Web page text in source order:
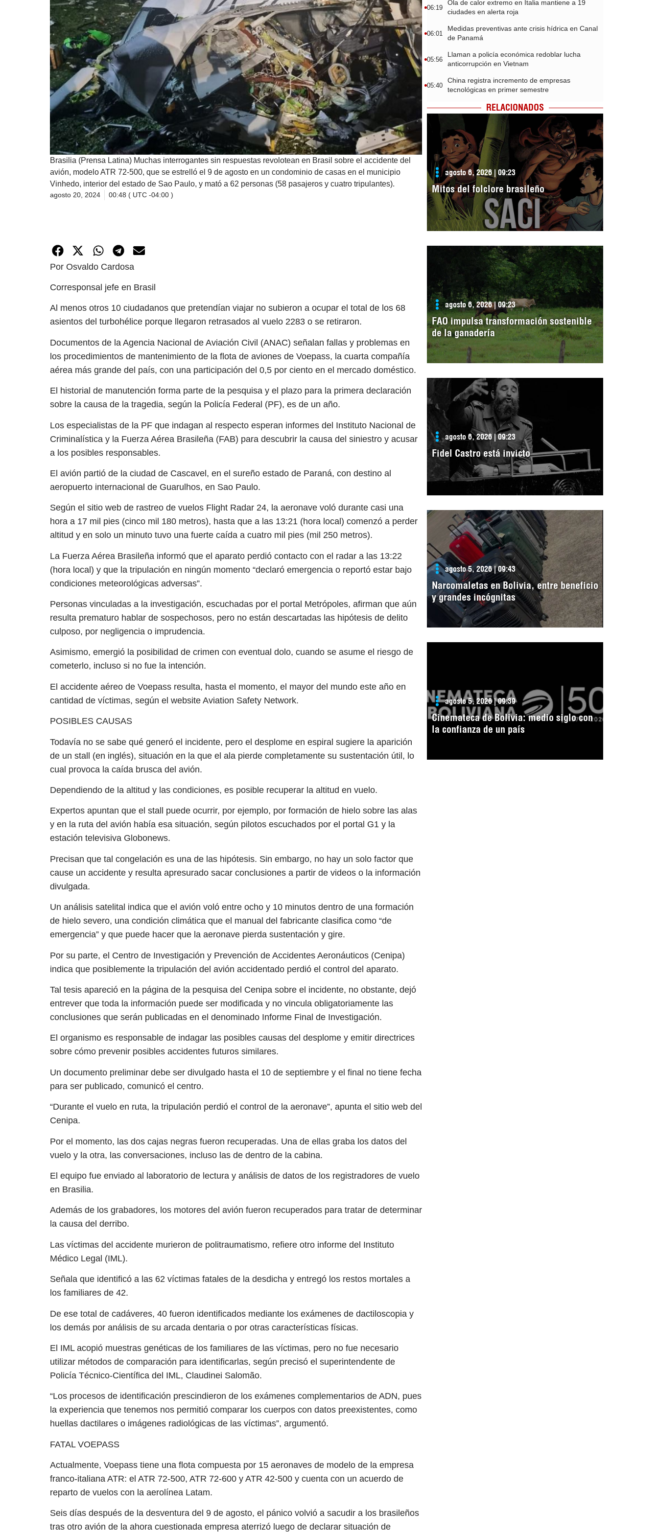
Brasilia (Prensa Latina) Muchas interrogantes sin respuestas revolotean en Brasil sobre el accidente del
avión, modelo ATR 72-500, que se estrelló el 9 de agosto en un condominio de casas en el municipio
Vinhedo, interior del estado de Sao Paulo, y mató a 62 personas (58 pasajeros y cuatro tripulantes).
agosto 20, 2024 00:48 ( UTC -04:00 )
Por Osvaldo Cardosa
Corresponsal jefe en Brasil
Al menos otros 10 ciudadanos que pretendían viajar no subieron a ocupar el total de los 68
asientos del turbohélice porque llegaron retrasados al vuelo 2283 o se retiraron.
Documentos de la Agencia Nacional de Aviación Civil (ANAC) señalan fallas y problemas en
los procedimientos de mantenimiento de la flota de aviones de Voepass, la cuarta compañía
aérea más grande del país, con una participación del 0,5 por ciento en el mercado doméstico.
El historial de manutención forma parte de la pesquisa y el plazo para la primera declaración
sobre la causa de la tragedia, según la Policía Federal (PF), es de un año.
Los especialistas de la PF que indagan al respecto esperan informes del Instituto Nacional de
Criminalística y la Fuerza Aérea Brasileña (FAB) para descubrir la causa del siniestro y acusar
a los posibles responsables.
El avión partió de la ciudad de Cascavel, en el sureño estado de Paraná, con destino al
aeropuerto internacional de Guarulhos, en Sao Paulo.
Según el sitio web de rastreo de vuelos Flight Radar 24, la aeronave voló durante casi una
hora a 17 mil pies (cinco mil 180 metros), hasta que a las 13:21 (hora local) comenzó a perder
altitud y en solo un minuto tuvo una fuerte caída a cuatro mil pies (mil 250 metros).
La Fuerza Aérea Brasileña informó que el aparato perdió contacto con el radar a las 13:22
(hora local) y que la tripulación en ningún momento “declaró emergencia o reportó estar bajo
condiciones meteorológicas adversas”.
Personas vinculadas a la investigación, escuchadas por el portal Metrópoles, afirman que aún
resulta prematuro hablar de sospechosos, pero no están descartadas las hipótesis de delito
culposo, por negligencia o imprudencia.
Asimismo, emergió la posibilidad de crimen con eventual dolo, cuando se asume el riesgo de
cometerlo, incluso si no fue la intención.
El accidente aéreo de Voepass resulta, hasta el momento, el mayor del mundo este año en
cantidad de víctimas, según el website Aviation Safety Network.
POSIBLES CAUSAS
Todavía no se sabe qué generó el incidente, pero el desplome en espiral sugiere la aparición
de un stall (en inglés), situación en la que el ala pierde completamente su sustentación útil, lo
cual provoca la caída brusca del avión.
Dependiendo de la altitud y las condiciones, es posible recuperar la altitud en vuelo.
Expertos apuntan que el stall puede ocurrir, por ejemplo, por formación de hielo sobre las alas
y en la ruta del avión había esa situación, según pilotos escuchados por el portal G1 y la
estación televisiva Globonews.
Precisan que tal congelación es una de las hipótesis. Sin embargo, no hay un solo factor que
cause un accidente y resulta apresurado sacar conclusiones a partir de videos o la información
divulgada.
Un análisis satelital indica que el avión voló entre ocho y 10 minutos dentro de una formación
de hielo severo, una condición climática que el manual del fabricante clasifica como “de
emergencia” y que puede hacer que la aeronave pierda sustentación y gire.
Por su parte, el Centro de Investigación y Prevención de Accidentes Aeronáuticos (Cenipa)
indica que posiblemente la tripulación del avión accidentado perdió el control del aparato.
Tal tesis apareció en la página de la pesquisa del Cenipa sobre el incidente, no obstante, dejó
entrever que toda la información puede ser modificada y no vincula obligatoriamente las
conclusiones que serán publicadas en el denominado Informe Final de Investigación.
El organismo es responsable de indagar las posibles causas del desplome y emitir directrices
sobre cómo prevenir posibles accidentes futuros similares.
Un documento preliminar debe ser divulgado hasta el 10 de septiembre y el final no tiene fecha
para ser publicado, comunicó el centro.
“Durante el vuelo en ruta, la tripulación perdió el control de la aeronave”, apunta el sitio web del
Cenipa.
Por el momento, las dos cajas negras fueron recuperadas. Una de ellas graba los datos del
vuelo y la otra, las conversaciones, incluso las de dentro de la cabina.
El equipo fue enviado al laboratorio de lectura y análisis de datos de los registradores de vuelo
en Brasilia.
Además de los grabadores, los motores del avión fueron recuperados para tratar de determinar
la causa del derribo.
Las víctimas del accidente murieron de politraumatismo, refiere otro informe del Instituto
Médico Legal (IML).
Señala que identificó a las 62 víctimas fatales de la desdicha y entregó los restos mortales a
los familiares de 42.
De ese total de cadáveres, 40 fueron identificados mediante los exámenes de dactiloscopia y
los demás por análisis de su arcada dentaria o por otras características físicas.
El IML acopió muestras genéticas de los familiares de las víctimas, pero no fue necesario
utilizar métodos de comparación para identificarlas, según precisó el superintendente de
Policía Técnico-Científica del IML, Claudinei Salomão.
“Los procesos de identificación prescindieron de los exámenes complementarios de ADN, pues
la experiencia que tenemos nos permitió comparar los cuerpos con datos preexistentes, como
huellas dactilares o imágenes radiológicas de las víctimas”, argumentó.
FATAL VOEPASS
Actualmente, Voepass tiene una flota compuesta por 15 aeronaves de modelo de la empresa
franco-italiana ATR: el ATR 72-500, ATR 72-600 y ATR 42-500 y cuenta con un acuerdo de
reparto de vuelos con la aerolínea Latam.
Seis días después de la desventura del 9 de agosto, el pánico volvió a sacudir a los brasileños
tras otro avión de la ahora cuestionada empresa aterrizó luego de declarar situación de
06:19
Ola de calor extremo en Italia mantiene a 19
ciudades en alerta roja
06:01
Medidas preventivas ante crisis hídrica en Canal
de Panamá
05:56
Llaman a policía económica redoblar lucha
anticorrupción en Vietnam
05:40
China registra incremento de empresas
tecnológicas en primer semestre
RELACIONADOS
agosto 6, 2026 | 09:23
Mitos del folclore brasileño
agosto 6, 2026 | 09:23
FAO impulsa transformación sostenible
de la ganadería
agosto 6, 2026 | 09:23
Fidel Castro está invicto
agosto 5, 2026 | 09:43
Narcomaletas en Bolivia, entre beneficio
y grandes incógnitas
agosto 5, 2026 | 09:39
Cinemateca de Bolivia: medio siglo con
la confianza de un país